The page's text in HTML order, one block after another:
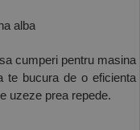
cumperi pentru masina
te bucura de o eficienta
uzeze prea repede.